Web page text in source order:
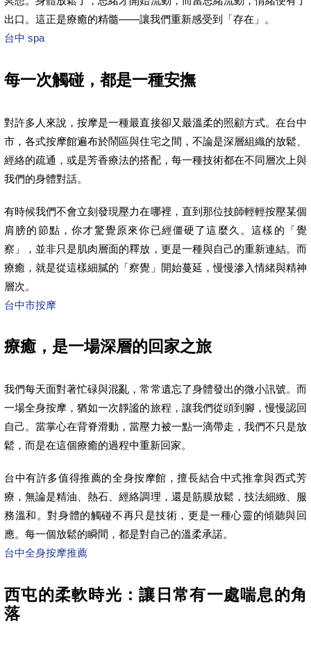
出口。這正是療癒的精髓——讓我們重新感受到「存在」。
台中 spa
每一次觸碰，都是一種安撫
對許多人來說，按摩是一種最直接卻又最溫柔的照顧方式。在台中
市，各式按摩館遍布於鬧區與住宅之間，不論是深層組織的放鬆、
經絡的疏通，或是芳香療法的搭配，每一種技術都在不同層次上與
我們的身體對話。
有時候我們不會立刻發現壓力在哪裡，直到那位技師輕輕按壓某個
肩膀的節點，你才驚覺原來你已經僵硬了這麼久。這樣的「覺
察」，並非只是肌肉層面的釋放，更是一種與自己的重新連結。而
療癒，就是從這樣細膩的「察覺」開始蔓延，慢慢滲入情緒與精神
層次。
台中市按摩
療癒，是一場深層的回家之旅
我們每天面對著忙碌與混亂，常常遺忘了身體發出的微小訊號。而
一場全身按摩，猶如一次靜謐的旅程，讓我們從頭到腳，慢慢認回
自己。當掌心在背脊滑動，當壓力被一點一滴帶走，我們不只是放
鬆，而是在這個療癒的過程中重新回家。
台中有許多值得推薦的全身按摩館，擅長結合中式推拿與西式芳
療，無論是精油、熱石、經絡調理，還是筋膜放鬆，技法細緻、服
務溫和。對身體的觸碰不再只是技術，更是一種心靈的傾聽與回
應。每一個放鬆的瞬間，都是對自己的溫柔承諾。
台中全身按摩推薦
西屯的柔軟時光：讓日常有一處喘息的角
落